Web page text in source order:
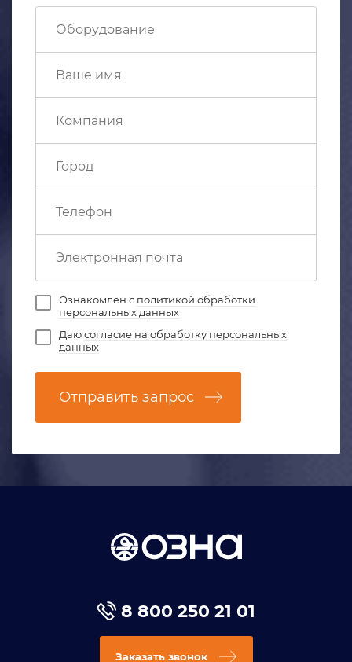
Ознакомлен с политикой обработки
персональных данных
Даюсогласие на обработку персональных
данных
Отправить запрос
8 800 250 21 01
Заказать звонок